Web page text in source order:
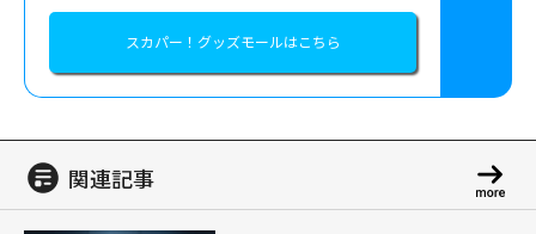
スカパー！グッズモールはこちら
関連記事